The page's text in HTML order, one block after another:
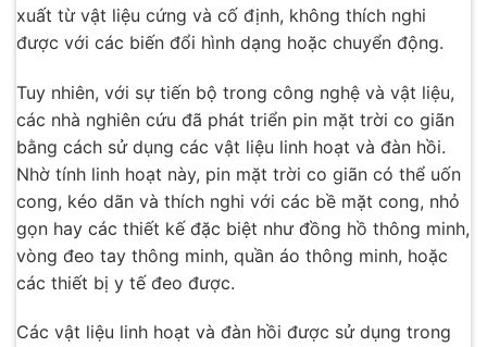
xuất từ vật liệu cứng và cố định, không thích nghi
được với các biến đổi hình dạng hoặc chuyển động.
Tuy nhiên, với sự tiến bộ trong công nghệ và vật liệu,
các nhà nghiên cứu đã phát triển pin mặt trời co giãn
bằng cách sử dụng các vật liệu linh hoạt và đàn hồi.
Nhờ tính linh hoạt này, pin mặt trời co giãn có thể uốn
cong, kéo dãn và thích nghi với các bề mặt cong, nhỏ
gọn hay các thiết kế đặc biệt như đồng hồ thông minh,
vòng đeo tay thông minh, quần áo thông minh, hoặc
các thiết bị y tế đeo được.
Các vật liệu linh hoạt và đàn hồi được sử dụng trong